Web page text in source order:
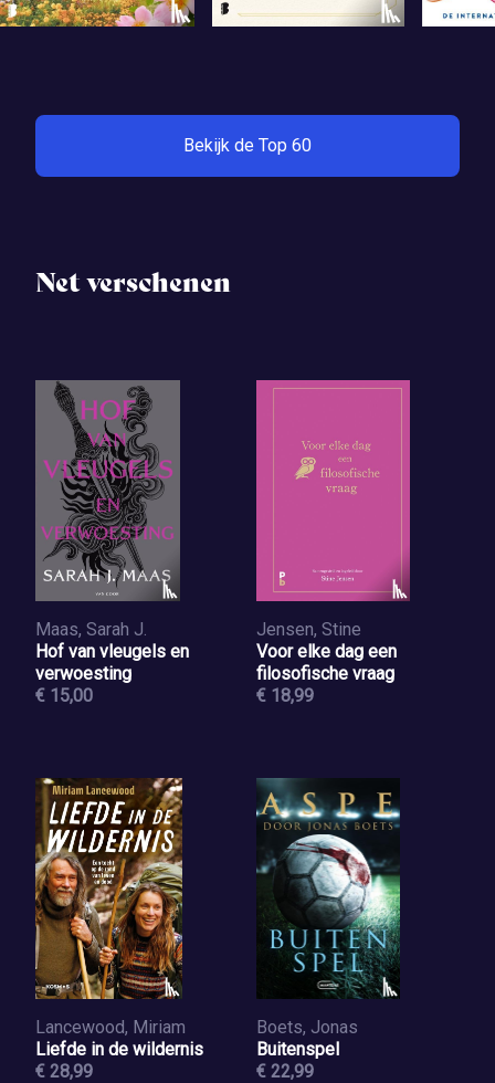
Bekijk de Top 60
Net verschenen
Maas, Sarah J.
Hof van vleugels en
verwoesting
€ 15,00
Jensen, Stine
Voor elke dag een
filosofische vraag
€ 18,99
Lancewood, Miriam
Liefde in de wildernis
€ 28,99
Boets, Jonas
Buitenspel
€ 22,99